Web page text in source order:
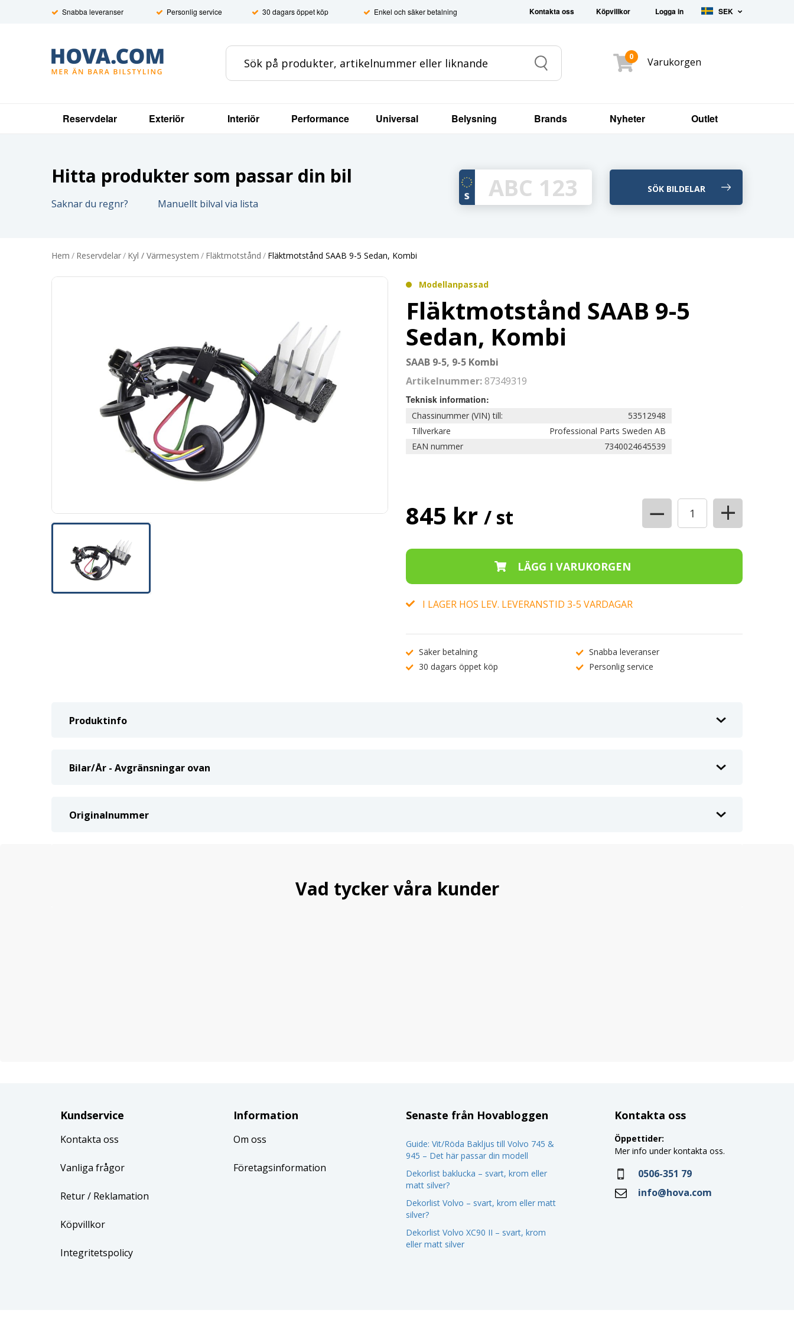
Snabba leveranser Personlig service 30 dagars öppet köp Enkel och säker betalning Kontakta oss Köpvillkor Logga in SEK
Search
0 Varukorgen
Reservdelar Exteriör Interiör Performance Universal Belysning Brands Nyheter Outlet
Hitta produkter som passar din bil
Saknar du regnr? Manuellt bilval via lista
Hem / Reservdelar/ Kyl / Värmesystem / Fläktmotstånd / Fläktmotstånd SAAB 9-5 Sedan, Kombi
Modellanpassad
Fläktmotstånd SAAB 9-5
Sedan, Kombi
SAAB 9-5, 9-5 Kombi
Artikelnummer: 87349319
Teknisk information:
Chassinummer (VIN) till:
53512948
Tillverkare
Professional Parts Sweden AB
EAN nummer
7340024645539
845 kr / st − +
I LAGER HOS LEV. LEVERANSTID 3-5 VARDAGAR
Säker betalning
Snabba leveranser
30 dagars öppet köp
Personlig service
Produktinfo
Bilar/År - Avgränsningar ovan
Originalnummer
Vad tycker våra kunder
Kundservice
Kontakta oss
Vanliga frågor
Retur/ Reklamation
Köpvillkor
Integritetspolicy
Information
Om oss
Företagsinformation
Senaste från Hovabloggen
Guide: Vit/Röda Bakljus till Volvo 745 &
945 – Det här passar din modell
Dekorlist baklucka – svart, krom eller
matt silver?
Dekorlist Volvo – svart, krom eller matt
silver?
Dekorlist Volvo XC90 II – svart, krom
eller matt silver
Kontakta oss
Öppettider:
Mer info under kontakta oss.
0506-351 79
info@hova.com